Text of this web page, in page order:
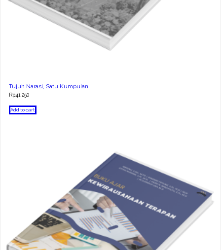
Tujuh Narasi, Satu Kumpulan
Rp41.250
Add to cart